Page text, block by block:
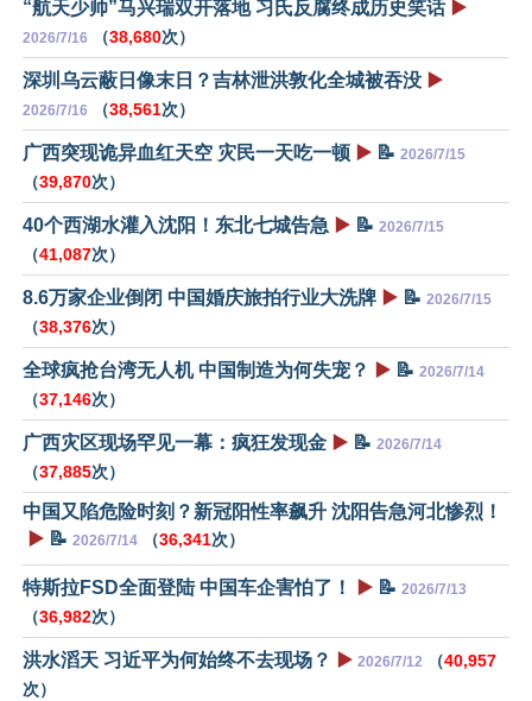
“航天少帅”马兴瑞双开落地 习氏反腐终成历史笑话 ▶️
2026/7/16 （38,680次）
深圳乌云蔽日像末日？吉林泄洪敦化全城被吞没 ▶️
2026/7/16 （38,561次）
广西突现诡异血红天空 灾民一天吃一顿 ▶️ 📝 2026/7/15
（39,870次）
40个西湖水灌入沈阳！东北七城告急 ▶️ 📝 2026/7/15
（41,087次）
8.6万家企业倒闭 中国婚庆旅拍行业大洗牌 ▶️ 📝 2026/7/15
（38,376次）
全球疯抢台湾无人机 中国制造为何失宠？ ▶️ 📝 2026/7/14
（37,146次）
广西灾区现场罕见一幕：疯狂发现金 ▶️ 📝 2026/7/14
（37,885次）
中国又陷危险时刻？新冠阳性率飙升 沈阳告急河北惨烈！
▶️ 📝 2026/7/14 （36,341次）
特斯拉FSD全面登陆 中国车企害怕了！ ▶️ 📝 2026/7/13
（36,982次）
洪水滔天 习近平为何始终不去现场？ ▶️ 2026/7/12 （40,957
次）